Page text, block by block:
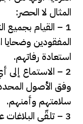
المثال لا الحصر:
1 – القيام بجميع
المفقودين
استعادة رفاتهم.
2 – الاستماع
وفق الأصول
سلامتهم وأمنهم.
3 – تلقّى